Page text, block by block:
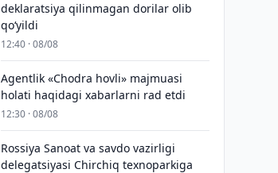
deklaratsiya qilinmagan dorilar olib
qo‘yildi
12:40 · 08/08
Agentlik «Chodra hovli» majmuasi
holati haqidagi xabarlarni rad etdi
12:30 · 08/08
Rossiya Sanoat va savdo vazirligi
delegatsiyasi Chirchiq texnoparkiga